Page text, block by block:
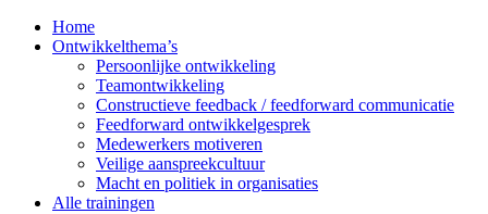
Home
Ontwikkelthema’s
Persoonlijke ontwikkeling
Teamontwikkeling
Constructieve feedback / feedforward communicatie
Feedforward ontwikkelgesprek
Medewerkers motiveren
Veilige aanspreekcultuur
Macht en politiek in organisaties
Alle trainingen